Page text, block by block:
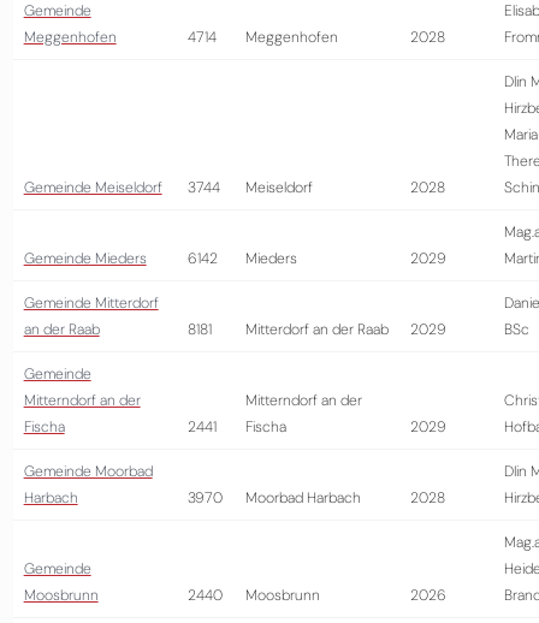
Gemeinde
Meggenhofen
4714 Meggenhofen 2028
Gemeinde Meiseldorf 3744 Meiseldorf 2028
DIin
Gemeinde Mieders 6142 Mieders 2029
Gemeinde Mitterdorf
an der Raab
8181 Mitterdorf an der Raab 2029
BSc
Gemeinde
Mitterndorf an der
Fischa
2441
Mitterndorf an der
Fischa
2029
Gemeinde Moorbad
Harbach
3970 Moorbad Harbach 2028
DIin
Gemeinde
Moosbrunn
2440 Moosbrunn 2026